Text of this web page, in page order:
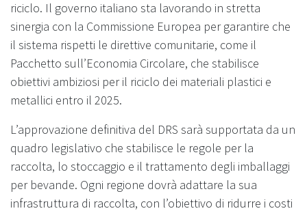
riciclo. Il governo italiano sta lavorando in stretta
sinergia con la Commissione Europea per garantire che
il sistema rispetti le direttive comunitarie, come il
Pacchetto sull’Economia Circolare, che stabilisce
obiettivi ambiziosi per il riciclo dei materiali plastici e
metallici entro il 2025.
L’approvazione definitiva del DRS sarà supportata da un
quadro legislativo che stabilisce le regole per la
raccolta, lo stoccaggio e il trattamento degli imballaggi
per bevande. Ogni regione dovrà adattare la sua
infrastruttura di raccolta, con l’obiettivo di ridurre i costi